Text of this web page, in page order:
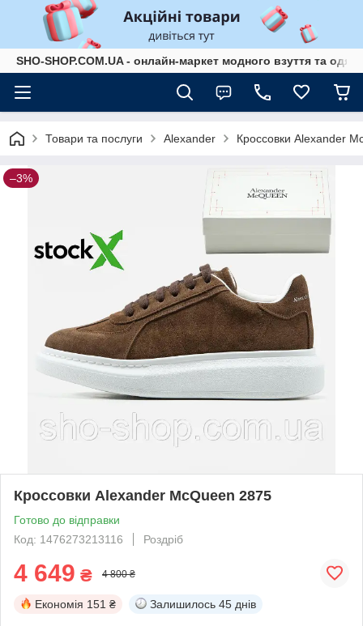
SHO-SHOP.COM.UA - онлайн-маркет модного взуття та
Товари та послуги Alexander Кроссовки Alexander
–3%
Кроссовки Alexander McQueen 2875
Готово до відправки
Код: 1476273213116
Роздріб
4 649 ₴ 4 800 ₴
Економія 151 ₴ Залишилось 45 днів